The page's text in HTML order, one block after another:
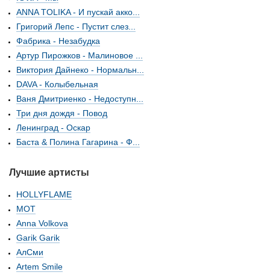
ANNA TOLIKA - И пускай акко...
Григорий Лепс - Пустит слез...
Фабрика - Незабудка
Артур Пирожков - Малиновое ...
Виктория Дайнеко - Нормальн...
DAVA - Колыбельная
Ваня Дмитриенко - Недоступн...
Три дня дождя - Повод
Ленинград - Оскар
Баста & Полина Гагарина - Ф...
Лучшие артисты
HOLLYFLAME
МОТ
Anna Volkova
Garik Garik
АлСми
Artem Smile